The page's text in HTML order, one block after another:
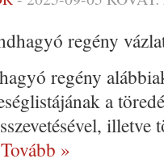
regény
regény
a
illetve
»